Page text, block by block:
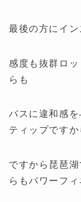
最後の方にイン
感度も抜群ロ
らも
バスに違和感
ティップですか
ですから琵琶
らもパワーフ